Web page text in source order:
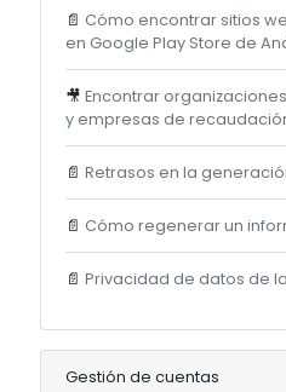
📄 Cómo encontrar sitios
en Google Play Store de
🎥 Encontrar
y empresas de
📄 Retrasos en la
📄 Cómo regenerar un
📄 Privacidad de datos de
Gestión de cuentas